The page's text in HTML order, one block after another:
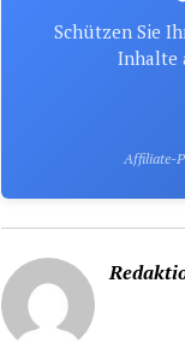
Schützen Sie
Inhalte
Affiliate-